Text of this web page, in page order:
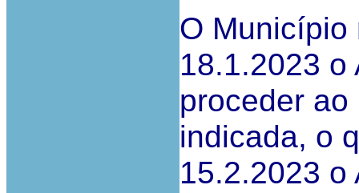
O Município
18.1.2023
proceder
indicada, o
15.2.2023 o